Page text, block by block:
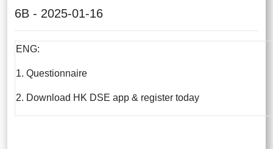
6B - 2025-01-16
ENG:
1. Questionnaire
2. Download HK DSE app & register today